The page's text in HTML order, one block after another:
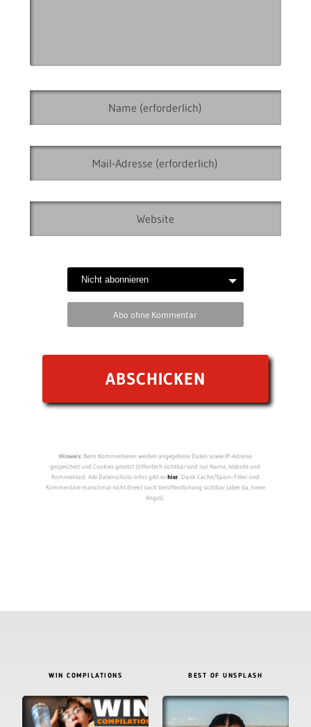
Abo ohne Kommentar
Hinweis:Beim Kommentieren werden angegebene Daten sowie IP-Adresse
gespeichert und Cookies gesetzt (öffentlich sichtbar sind nur Name, Website und
Kommentar). Alle Datenschutz-Infos gibt eshier. Dank Cache/Spam-Filter sind
Kommentare manchmal nicht direkt nach Veröffentlichung sichtbar (aber da, keine
Angst).
WIN COMPILATIONS BEST OF UNSPLASH